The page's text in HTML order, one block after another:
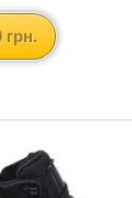
грн.